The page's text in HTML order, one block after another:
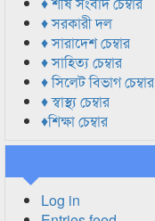
♦ সরকারী দল
♦ সারাদেশ চেম্বার
♦ সাহিত্য চেম্বার
♦ সিলেট বিভাগ চেম্বার
♦ স্বাস্থ্য চেম্বার
♦শিক্ষা চেম্বার
Log in